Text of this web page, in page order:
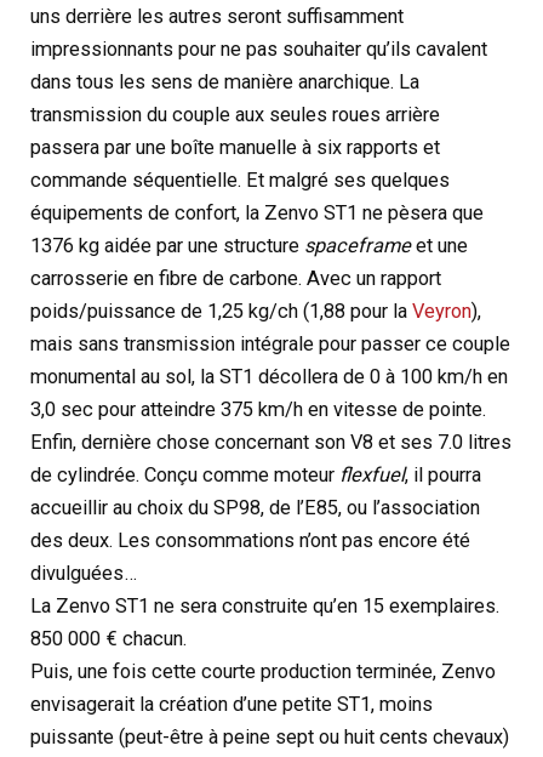
uns derrière les autres seront suffisamment
impressionnants pour ne pas souhaiter qu’ils cavalent
dans tous les sens de manière anarchique. La
transmission du couple aux seules roues arrière
passera par une boîte manuelle à six rapports et
commande séquentielle. Et malgré ses quelques
équipements de confort, la Zenvo ST1 ne pèsera que
1376 kg aidée par une structure spaceframeet une
carrosserie en fibre de carbone. Avec un rapport
poids/puissance de 1,25 kg/ch (1,88 pour laVeyron),
mais sans transmission intégrale pour passer ce couple
monumental au sol, la ST1 décollera de 0 à 100 km/h en
3,0 sec pour atteindre 375 km/h en vitesse de pointe.
Enfin, dernière chose concernant son V8 et ses 7.0 litres
de cylindrée. Conçu comme moteur flexfuel, il pourra
accueillir au choix du SP98, de l’E85, ou l’association
des deux. Les consommations n’ont pas encore été
divulguées…
La Zenvo ST1 ne sera construite qu’en 15 exemplaires.
850 000 € chacun.
Puis, une fois cette courte production terminée, Zenvo
envisagerait la création d’une petite ST1, moins
puissante (peut-être à peine sept ou huit cents chevaux)